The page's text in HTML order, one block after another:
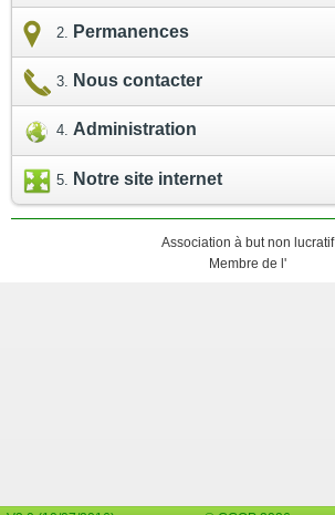
Permanences
Nous contacter
Administration
Notre site internet
Association à but non lucratif
Membre de l'